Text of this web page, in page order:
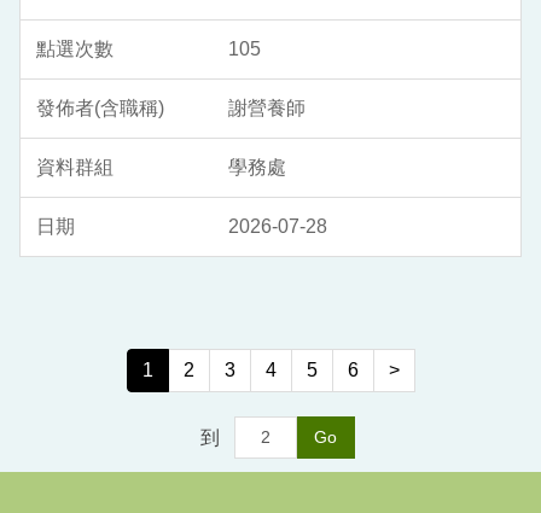
105
謝營養師
學務處
2026-07-28
1 2 3 4 5 6 >
到 Go